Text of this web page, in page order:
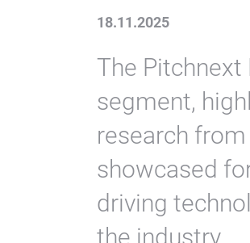
18.11.2025
The Pitchnext
segment,
research
showcased
driving
the industry.